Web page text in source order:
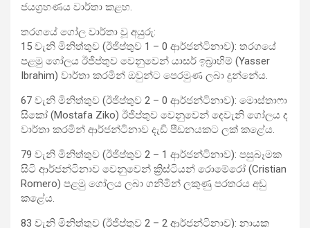
ජයග්‍රහණය වාර්තා කළහ.
තරගයේ ගෝල වාර්තා වූ අයුරු:
15 වැනි මිනිත්තුව (ඊජිප්තුව 1 – 0 ආර්ජන්ටිනාව): තරගයේ
පළමු ගෝලය ඊජිප්තුව වෙනුවෙන් යාසර් ඉබ්‍රාහිම් (Yasser
Ibrahim) වාර්තා කරමින් ඔවුන්ට පෙරමුණ ලබා දුන්නේය.
67 වැනි මිනිත්තුව (ඊජිප්තුව 2 – 0 ආර්ජන්ටිනාව): මොස්තාෆා
සිකෝ (Mostafa Ziko) ඊජිප්තුව වෙනුවෙන් දෙවැනි ගෝලය ද
වාර්තා කරමින් ආර්ජන්ටිනාව දැඩි පීඩනයකට ලක් කළේය.
79 වැනි මිනිත්තුව (ඊජිප්තුව 2 – 1 ආර්ජන්ටිනාව): පසුබෑමක
සිටි ආර්ජන්ටිනාව වෙනුවෙන් ක්‍රිස්ටියන් රොමේරෝ (Cristian
Romero) පළමු ගෝලය ලබා ගනිමින් ලකුණු පරතරය අඩු
කළේය.
83 වැනි මිනිත්තුව (ඊජිප්තුව 2 – 2 ආර්ජන්ටිනාව): නායක